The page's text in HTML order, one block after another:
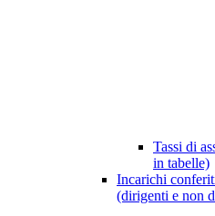
Tassi di
in tabelle)
Incarichi
(dirigenti e non